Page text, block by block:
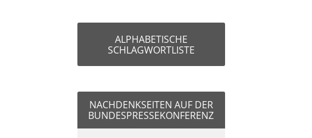
ALPHABETISCHE
SCHLAGWORTLISTE
NACHDENKSEITEN AUF DER
BUNDESPRESSEKONFERENZ